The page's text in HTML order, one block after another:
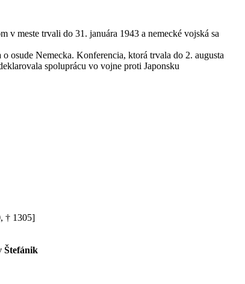
meste trvali do 31. januára 1943 a nemecké vojská sa
osude Nemecka. Konferencia, ktorá trvala do 2. augusta
spoluprácu vo vojne proti Japonsku
† 1305]
Štefánik